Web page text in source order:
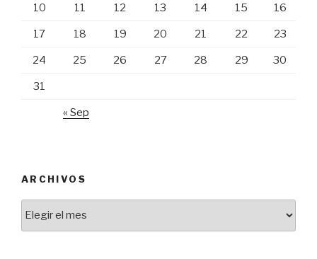
10 11 12 13 14 15 16
17 18 19 20 21 22 23
24 25 26 27 28 29 30
31
« Sep
ARCHIVOS